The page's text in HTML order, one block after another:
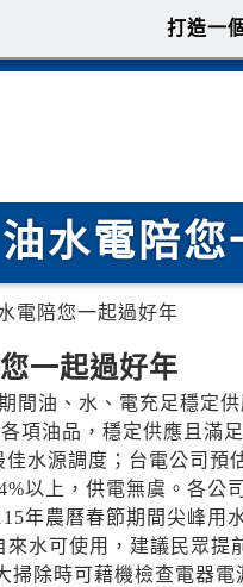
水電陪您
電陪您一起過好年
一起過好年
間油、水、電充足穩定
項油品，穩定供應且滿
水源調度；台電公司預
以上，供電無虞。各
年農曆春節期間尖峰用
水可使用，建議民眾提
掃除時可藉機檢查電器
打造一